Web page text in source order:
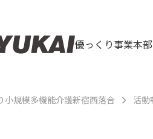
優っくり事業本部
小規模多機能介護新宿西落合 活動